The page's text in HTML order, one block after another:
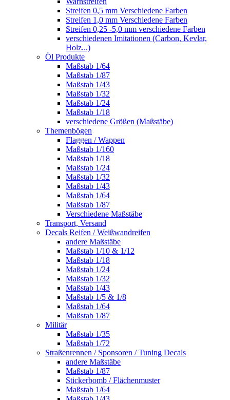
Streifen 0,5 mm Verschiedene Farben
Streifen 1,0 mm Verschiedene Farben
Streifen 0,25 -5,0 mm verschiedene Farben
verschiedenen Imitationen (Carbon, Kevlar,
Holz...)
Öl Produkte
Maßstab 1/64
Maßstab 1/87
Maßstab 1/43
Maßstab 1/32
Maßstab 1/24
Maßstab 1/18
verschiedene Größen (Maßstäbe)
Themenbögen
Flaggen / Wappen
Maßstab 1/160
Maßstab 1/18
Maßstab 1/24
Maßstab 1/32
Maßstab 1/43
Maßstab 1/64
Maßstab 1/87
Verschiedene Maßstäbe
Transport, Versand
Decals Reifen / Weißwandreifen
andere Maßstäbe
Maßstab 1/10 & 1/12
Maßstab 1/18
Maßstab 1/24
Maßstab 1/32
Maßstab 1/43
Maßstab 1/5 & 1/8
Maßstab 1/64
Maßstab 1/87
Militär
Maßstab 1/35
Maßstab 1/72
Straßenrennen / Sponsoren / Tuning Decals
andere Maßstäbe
Maßstab 1/87
Stickerbomb / Flächenmuster
Maßstab 1/64